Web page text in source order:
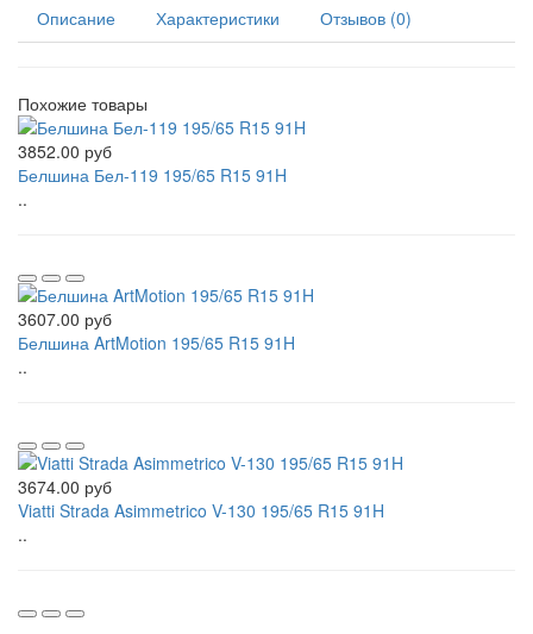
Описание
Характеристики Отзывов (0)
Похожие товары
3852.00 руб
Белшина Бел-119 195/65 R15 91H
..
3607.00 руб
Белшина ArtMotion 195/65 R15 91H
..
3674.00 руб
Viatti Strada Asimmetrico V-130 195/65 R15 91H
..